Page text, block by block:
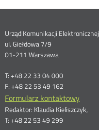
Dane
kontaktowe
Urząd Komunikacji Elektronicznej
ul. Giełdowa 7/9
01-211 Warszawa
T: +48 22 33 04 000
F: +48 22 53 49 162
Formularz kontaktowy
Redaktor: Klaudia Kieliszczyk,
T: +48 22 53 49 299